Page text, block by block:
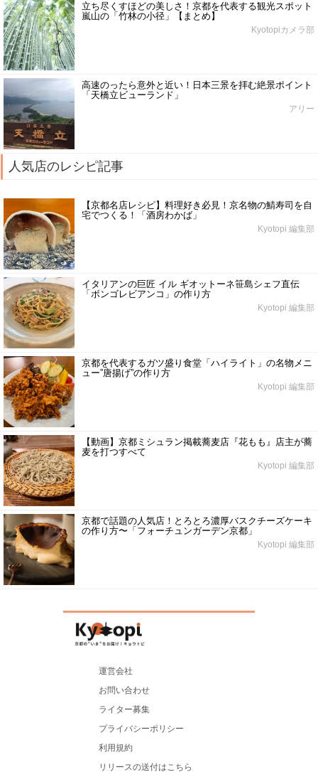
立ち尽くすほどの美しさ！京都を代表する観光スポット
嵐山の「竹林の小径」【まとめ】
Kyotopiカメラ部
高速のったら意外と近い！日本三景を拝む絶景ポイント
「天橋立ビューランド」
アリー
人気店のレシピ記事
【京都名店レシピ】料理好き必見！京名物の鯖寿司を自
宅でつくる！「酒房わかば」
Kyotopi 編集部
イタリアンの巨匠 イル ギオットーネ笹島シェフ直伝
「ボンゴレビアンコ」の作り方
Kyotopi 編集部
京都を代表するガツ盛り食堂「ハイライト」の名物メニ
ュー”唐揚げ”の作り方
Kyotopi 編集部
【動画】京都ミシュラン掲載蕎麦店『花もも』店主が蕎
麦を打つすべて
Kyotopi 編集部
京都で話題の人気店！とろとろ濃厚バスクチーズケーキ
の作り方〜「フォーチュンガーデン京都」
Kyotopi 編集部
運営会社
お問い合わせ
ライター募集
プライバシーポリシー
利用規約
リリースの送付はこちら